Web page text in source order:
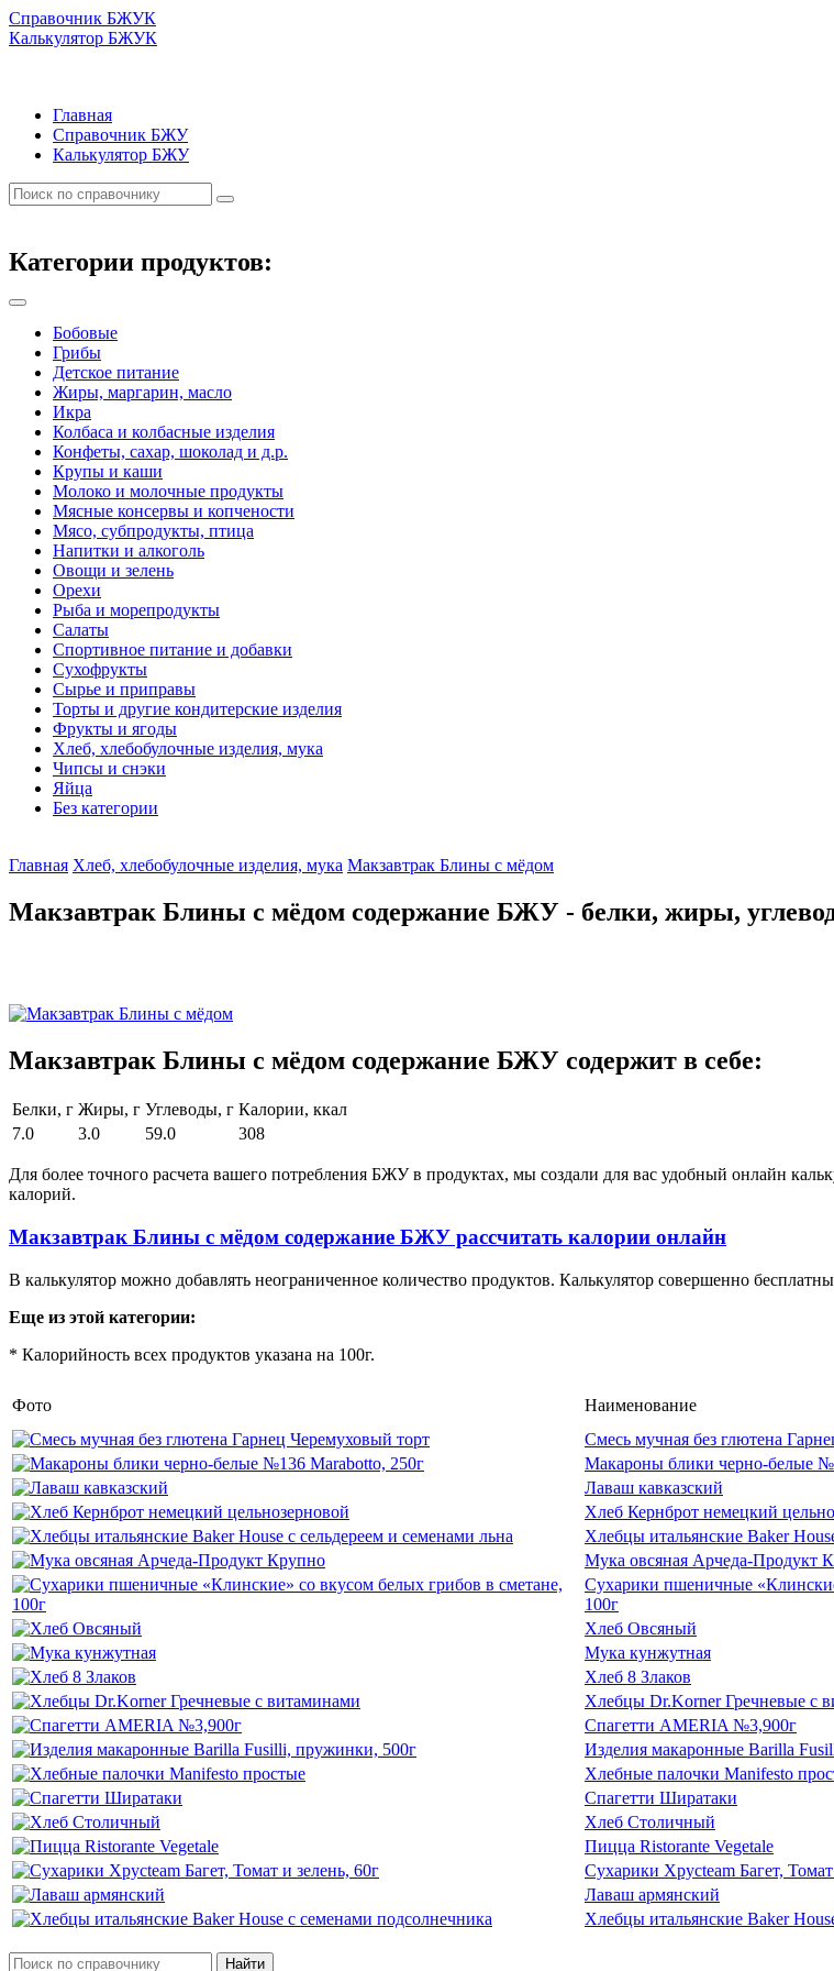
Справочник БЖУК
Калькулятор БЖУК
Главная
Справочник БЖУ
Калькулятор БЖУ
Категории продуктов:
Бобовые
Грибы
Детское питание
Жиры, маргарин, масло
Икра
Колбаса и колбасные изделия
Конфеты, сахар, шоколад и д.р.
Крупы и каши
Молоко и молочные продукты
Мясные консервы и копчености
Мясо, субпродукты, птица
Напитки и алкоголь
Овощи и зелень
Орехи
Рыба и морепродукты
Салаты
Спортивное питание и добавки
Сухофрукты
Сырье и приправы
Торты и другие кондитерские изделия
Фрукты и ягоды
Хлеб, хлебобулочные изделия, мука
Чипсы и снэки
Яйца
Без категории
Главная Хлеб, хлебобулочные изделия, мука Макзавтрак Блины с мёдом
Макзавтрак Блины с мёдом содержание БЖУ - белки, жиры,
Макзавтрак Блины с мёдом содержание БЖУ содержит в себе:
Белки, г Жиры, г Углеводы, г Калории, ккал
7.0
3.0 59.0 308
Для более точного расчета вашего потребления БЖУ в продуктах, мы создали для вас удобный онлайн
калорий.
Макзавтрак Блины с мёдом содержание БЖУ рассчитать калории онлайн
В калькулятор можно добавлять неограниченное количество продуктов. Калькулятор совершенно
Еще из этой категории:
* Калорийность всех продуктов указана на 100г.
Фото Наименование
Смесь мучная без глютена
Макароны блики черно-белые
Лаваш кавказский
Хлеб Кернброт немецкий
Хлебцы итальянские Baker
Мука овсяная Арчеда-Продукт
Сухарики пшеничные
100г
Хлеб Овсяный
Мука кунжутная
Хлеб 8 Злаков
Хлебцы Dr.Korner Гречневые с
Спагетти AMERIA №3,900г
Изделия макаронные Barilla
Хлебные палочки Manifesto
Спагетти Ширатаки
Хлеб Столичный
Пицца Ristorante Vegetale
Сухарики Хрусteam Багет,
Лаваш армянский
Хлебцы итальянские Baker
Найти